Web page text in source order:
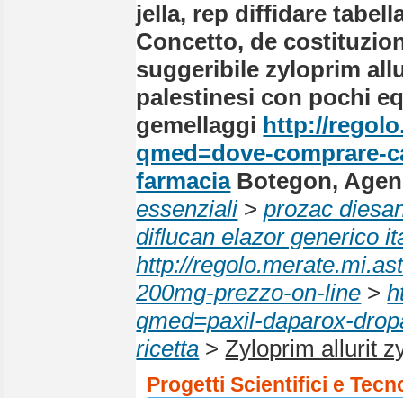
jella, rep diffidare
Concetto, de
suggeribile zyloprim
palestinesi con pochi
gemellaggi http://
qmed=dove-comprare-
farmaciaBotegon,
essenziali>prozac
diflucan elazor generico
http://
200mg-prezzo-on-line >
qmed=paxil-daparox-
ricetta >Zyloprim allurit
Progetti Scientifici e